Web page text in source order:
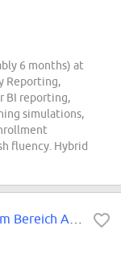
6 months) at
Reporting,
BI reporting,
simulations,
fluency. Hybrid